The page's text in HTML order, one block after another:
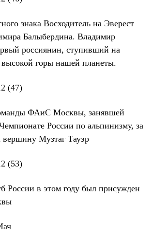
знака Восходитель на Эверест
Балыбердина. Владимир
россиянин, ступивший на
горы нашей планеты.
ФАиС Москвы, занявшей
России по альпинизму, за
вершину Музтаг Тауэр
России в этом году был присужден